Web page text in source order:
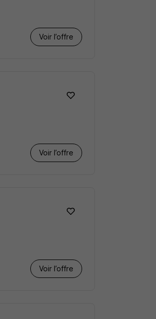
Voir l’offre
Voir l’offre
Voir l’offre